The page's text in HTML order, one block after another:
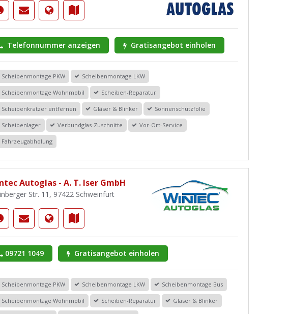
Telefonnummer anzeigen Gratisangebot einholen
Scheibenmontage PKW Scheibenmontage LKW
Scheibenmontage Wohnmobil Scheiben-Reparatur
Scheibenkratzer entfernen Gläser & Blinker Sonnenschutzfolie
Scheibenlager Verbundglas-Zuschnitte Vor-Ort-Service
Fahrzeugabholung
Autoglas - A. T. Iser GmbH
Str. 11, 97422 Schweinfurt
09721 1049 Gratisangebot einholen
Scheibenmontage PKW Scheibenmontage LKW Scheibenmontage Bus
Scheibenmontage Wohnmobil Scheiben-Reparatur Gläser & Blinker